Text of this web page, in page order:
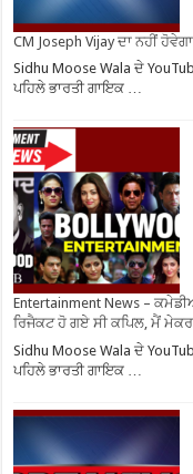
CM Joseph Vijay ਦਾ ਨਹੀਂ
Sidhu Moose Wala ਦੇ
ਪਹਿਲੇ ਭਾਰਤੀ ਗਾਇਕ …
Entertainment News –
ਰਿਜੈਕਟ ਹੋ ਗਏ ਸੀ ਕਪਿਲ, ਮੈਂ
Sidhu Moose Wala ਦੇ
ਪਹਿਲੇ ਭਾਰਤੀ ਗਾਇਕ …